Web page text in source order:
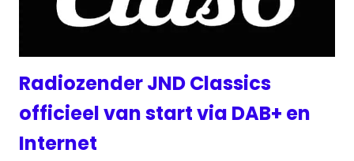
Radiozender JND Classics
officieel van start via DAB+ en
Internet